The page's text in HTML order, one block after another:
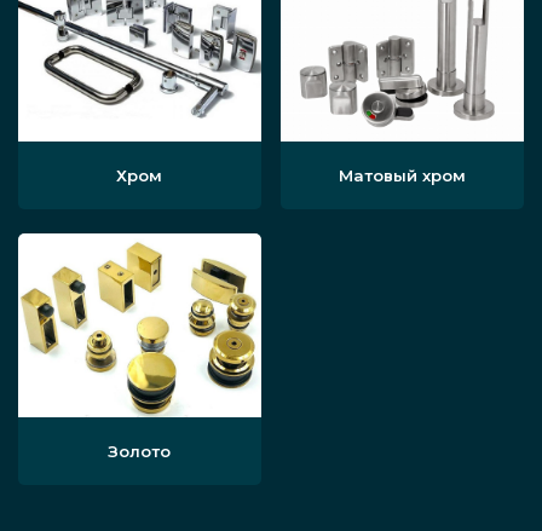
Хром Матовый хром
Золото